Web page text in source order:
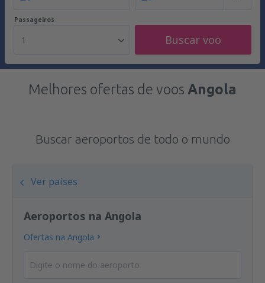
Passageiros
1 Buscar voo
Melhores ofertas de voos Angola
Buscar aeroportos de todo o mundo
Ver países
Aeroportos na Angola
Ofertas na Angola